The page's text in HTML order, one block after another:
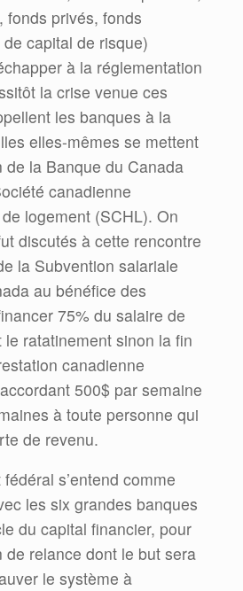
fonds privés, fonds
capital de risque)
à la réglementation
la crise venue ces
les banques à la
elles-mêmes se mettent
de la Banque du Canada
canadienne
logement (SCHL). On
discutés à cette rencontre
la Subvention salariale
au bénéfice des
75% du salaire de
ratatinement sinon la fin
canadienne
500$ par semaine
à toute personne qui
de revenu.
s’entend comme
les six grandes banques
du capital financier, pour
de relance dont le but sera
le système à